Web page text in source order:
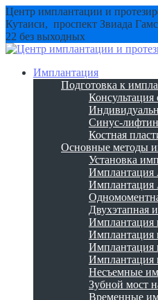
Центр имплантации и
Кутаиси, проспект Звиада
22 без выходных
Имплантация
Подготовка к
Синус-
Костная
Основные методы
Установка
Имплантация
Имплантация
Двухэтапная
Имплантация
Имплантация
Имплантация
Имплантация
Несъемные
Зубной мост
Временные